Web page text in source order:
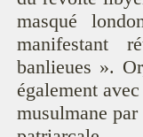
masqué
manifestant
banlieues ».
également
musulmane